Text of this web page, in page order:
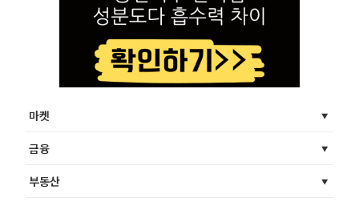
마켓
금융
부동산